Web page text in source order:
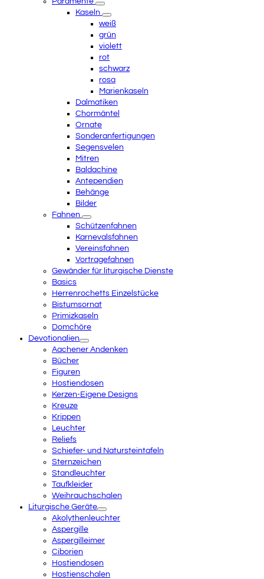
Kaseln
weiß
grün
violett
rot
schwarz
rosa
Marienkaseln
Dalmatiken
Chormäntel
Ornate
Sonderanfertigungen
Segensvelen
Mitren
Baldachine
Antependien
Behänge
Bilder
Fahnen
Schützenfahnen
Karnevalsfahnen
Vereinsfahnen
Vortragefahnen
Gewänder für liturgische Dienste
Basics
Herrenrochetts Einzelstücke
Bistumsornat
Primizkaseln
Domchöre
Devotionalien
Aachener Andenken
Bücher
Figuren
Hostiendosen
Kerzen-Eigene Designs
Kreuze
Krippen
Leuchter
Reliefs
Schiefer- und Natursteintafeln
Sternzeichen
Standleuchter
Taufkleider
Weihrauchschalen
Liturgische Geräte
Akolythenleuchter
Aspergille
Aspergilleimer
Ciborien
Hostiendosen
Hostienschalen